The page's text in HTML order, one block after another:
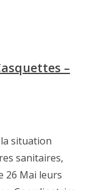
–
situation
sanitaires,
26 Mai leurs